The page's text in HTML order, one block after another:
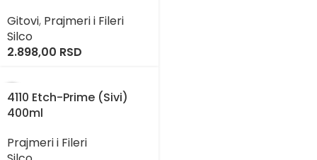
Gitovi, Prajmeri i Fileri
Silco
2.898,00 RSD
4110 Etch-Prime (Sivi)
400ml
Prajmeri i Fileri